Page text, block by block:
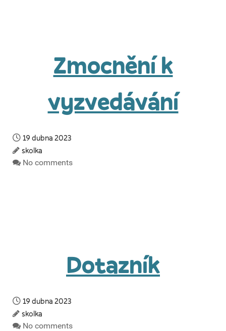
Zmocnění k
vyzvedávání
19 dubna 2023
skolka
No comments
Dotazník
19 dubna 2023
skolka
No comments